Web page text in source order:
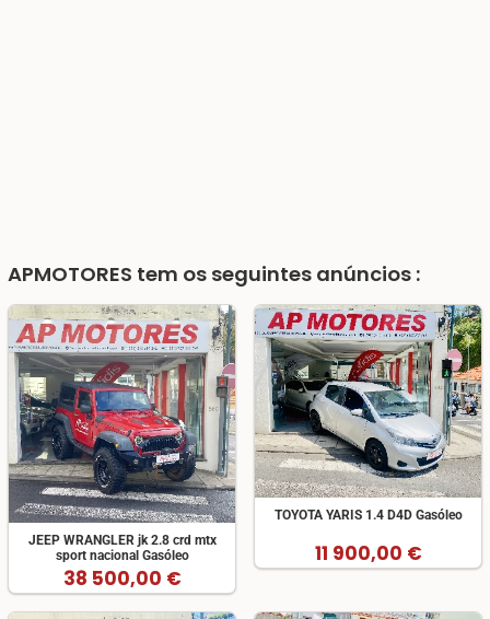
APMOTORES tem os seguintes anúncios :
JEEP WRANGLER jk 2.8 crd mtx
sport nacional Gasóleo
38 500,00 €
TOYOTA YARIS 1.4 D4D Gasóleo
11 900,00 €